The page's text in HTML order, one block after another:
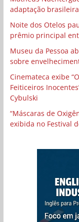
adaptação
Noite dos Otelos
prêmio principal
Museu da Pessoa
sobre
Cinemateca exibe
Feiticeiros
Cybulski
“Máscaras de
exibida no Festival